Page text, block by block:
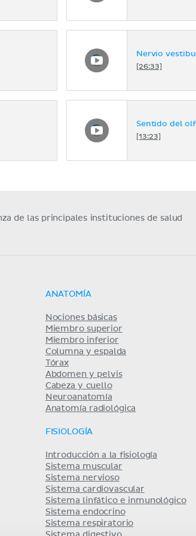
Nervio
[26:33]
Sentido del
[13:23]
de las principales instituciones de salud
ANATOMÍA
Nociones básicas
Miembro superior
Miembro inferior
Columna y espalda
Tórax
Abdomen y pelvis
Cabeza y cuello
Neuroanatomía
Anatomía radiológica
FISIOLOGÍA
Introducción a la fisiología
Sistema muscular
Sistema nervioso
Sistema cardiovascular
Sistema linfático e inmunológico
Sistema endocrino
Sistema respiratorio